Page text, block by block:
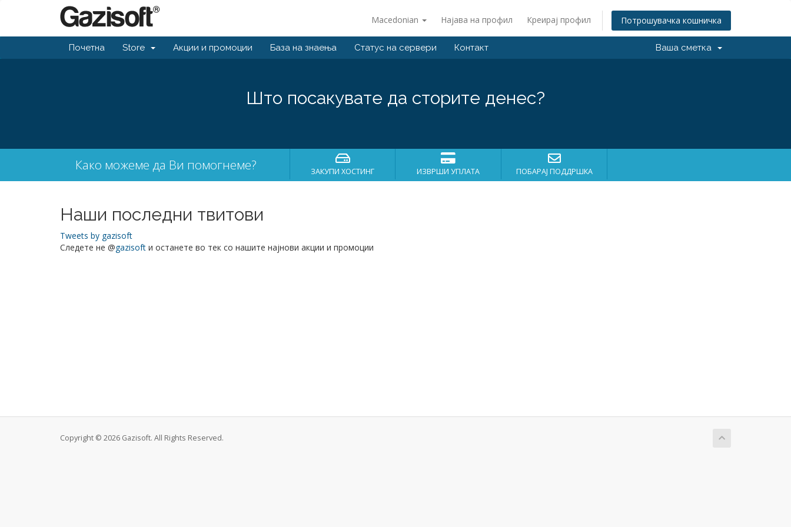
Macedonian Најава на профил Креирај профил Потрошувачка кошничка
Почетна Store Акции и промоции База на знаења Статус на сервери Контакт Ваша сметка
Што посакувате да сторите денес?
Како можеме да Ви помогнеме? ЗАКУПИ ХОСТИНГ ИЗВРШИ УПЛАТА ПОБАРАЈ ПОДДРШКА
Наши последни твитови
Tweets by gazisoft
Следете не @gazisoft и останете во тек со нашите најнови акции и промоции
Copyright © 2026 Gazisoft. All Rights Reserved.